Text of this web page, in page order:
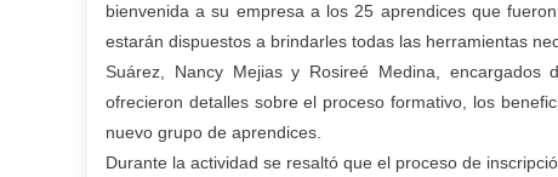
bienvenida a su empresa a los 25 aprendices que
estarán dispuestos a brindarles todas las herramientas
Suárez, Nancy Mejias y Rosireé Medina,
ofrecieron detalles sobre el proceso formativo, los
nuevo grupo de aprendices.
Durante la actividad se resaltó que el proceso de